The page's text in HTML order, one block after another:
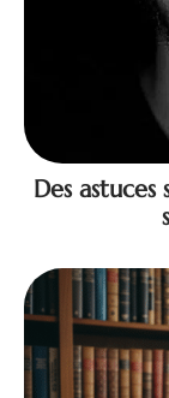
Des